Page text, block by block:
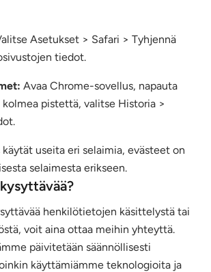
Asetukset > Safari > Tyhjennä
tiedot.
Avaa Chrome-sovellus, napauta
kolmea pistettä, valitse Historia >
useita eri selaimia, evästeet on
selaimesta erikseen.
henkilötietojen käsittelystä tai
voit aina ottaa meihin yhteyttä.
päivitetään säännöllisesti
käyttämiämme teknologioita ja